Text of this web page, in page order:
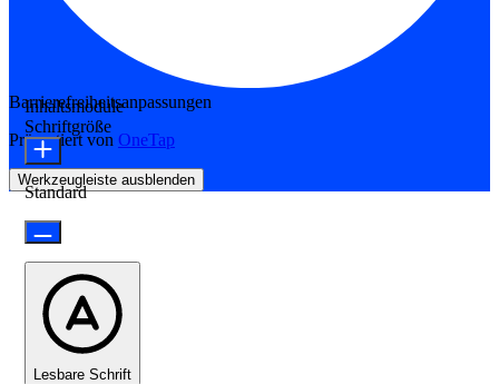
Barrierefreiheitsanpassungen
Präsentiert von OneTap
Werkzeugleiste ausblenden
Inhaltsmodule
Schriftgröße
Standard
Lesbare Schrift